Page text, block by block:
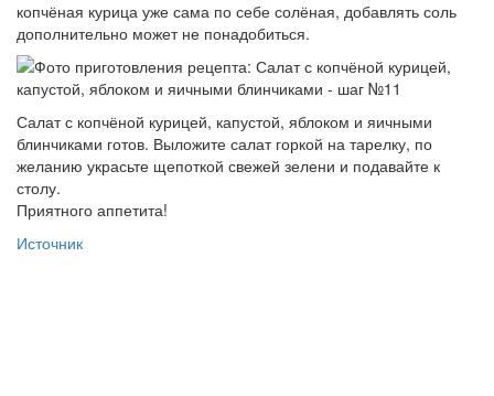
копчёная курица уже сама по себе солёная, добавлять соль
дополнительно может не понадобиться.
Салат с копчёной курицей, капустой, яблоком и яичными
блинчиками готов. Выложите салат горкой на тарелку, по
желанию украсьте щепоткой свежей зелени и подавайте к
столу.
Приятного аппетита!
Источник